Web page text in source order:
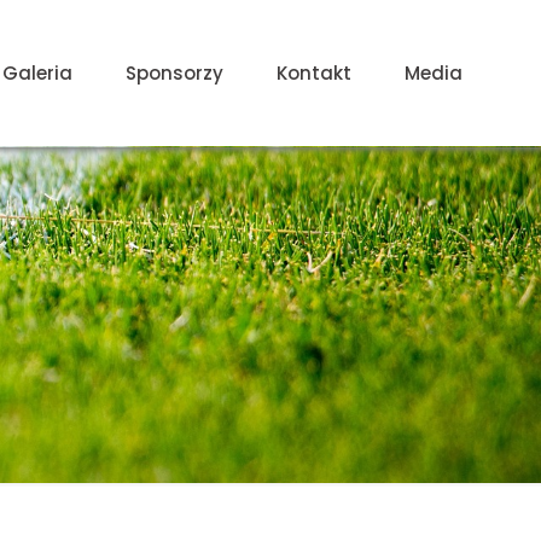
Galeria Sponsorzy Kontakt Media